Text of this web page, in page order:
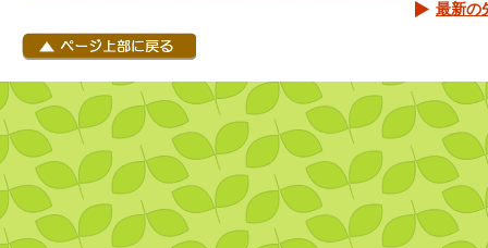
最新の